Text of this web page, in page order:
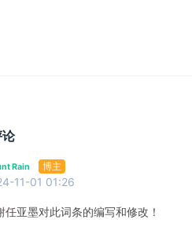
Rain 博主
11-01 01:26
任亚墨对此词条的编写和修改！